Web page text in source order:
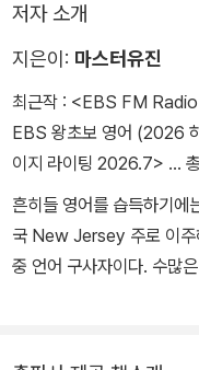
저자 소개
지은이: 마스터유진
최근작 : <EBS FM
EBS 왕초보 영어 (2026
이지 라이팅 2026.7> …
흔히들 영어를 습득하기에
국 New Jersey 주로 이주
중 언어 구사자이다. 수많